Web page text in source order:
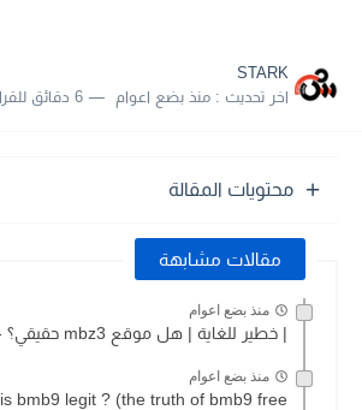
STARK
اخر تحديث : منذ بضع اعوام 6 دقائق للقراءة
محتويات المقالة
مقالات مشابهة
منذ بضع اعوام
| خطير للغاية | هل موقع mbz3 حقيقي؟ -...
منذ بضع اعوام
is bmb9 legit ? (the truth of bmb9 free...